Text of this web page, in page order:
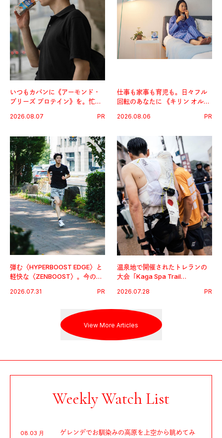
いつもカバンに《アーモンド・
ブリーズ プロテイン》を。忙し
グ習慣。
2026.08.07 PR
仕事も家事も育児も。日々フル
回転のあなたに 《キリン オルニ
2026.08.06 PR
弾む〈HYPERBOOST EDGE〉と
軽快な〈ZENBOOST〉。今の時
出した新機軸。
2026.07.31 PR
温泉地で開催されたトレランの
大会「Kaga Spa Trail
戦を夢見るランナーたちの奮闘
2026.07.28 PR
View More Articles
Weekly Watch List
08.03 月
ゲレンデでお馴染みの高原を上空から眺めてみ